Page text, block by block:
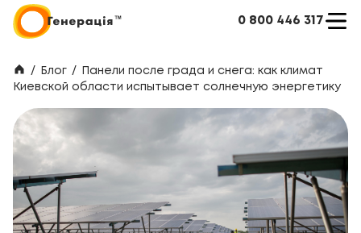
0 800 446 317
/ Блог /
Панели после града и снега: как климат
Киевской области испытывает солнечную энергетику